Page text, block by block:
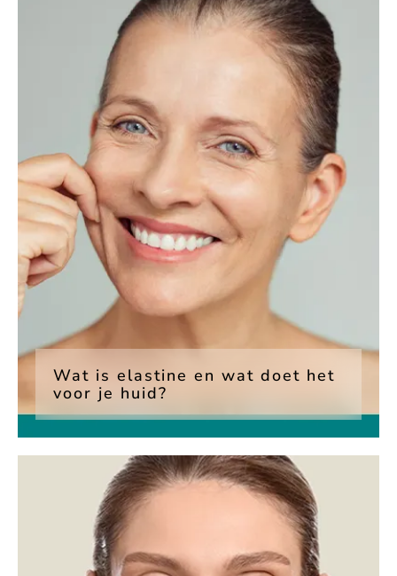
Wat is elastine en wat doet het
voor je huid?